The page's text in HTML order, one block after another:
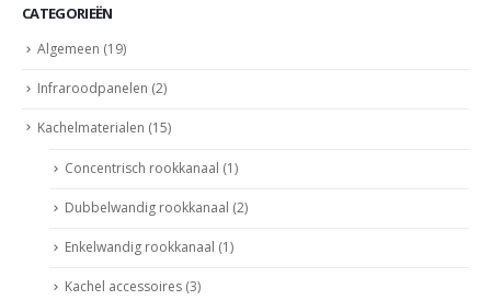
CATEGORIEËN
Algemeen (19)
Infraroodpanelen (2)
Kachelmaterialen (15)
Concentrisch rookkanaal (1)
Dubbelwandig rookkanaal (2)
Enkelwandig rookkanaal (1)
Kachel accessoires (3)